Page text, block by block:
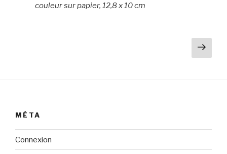
couleur sur papier, 12,8 x 10 cm
MÉTA
Connexion